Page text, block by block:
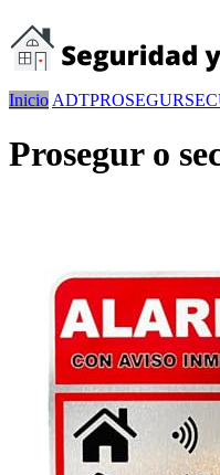
Inicio ADTPROSEGUR
Prosegur o